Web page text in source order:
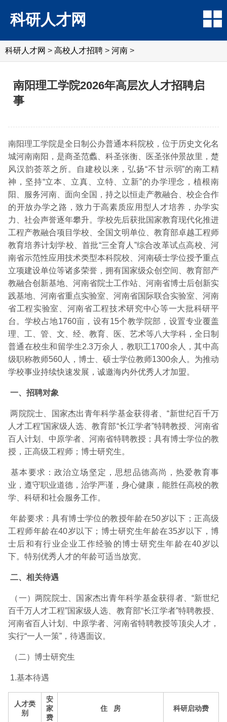
科研人才网
科研人才网 > 高校人才招聘 > 河南 >
南阳理工学院2026年高层次人才招聘启
事
南阳理工学院是全日制公办普通本科院校，位于历史文化名
城河南南阳，是商圣范蠡、科圣张衡、医圣张仲景故里，楚
风汉韵荟萃之所。自建校以来，弘扬“不甘示弱”的南工精
神，坚持“立本、立真、立特、立新”的办学理念，植根南
阳、服务河南、面向全国，持之以恒走产教融合、校企合作
的开放办学之路，致力于高素质应用型人才培养，办学实
力、社会声誉逐年攀升。学校先后获批国家教育现代化推进
工程产教融合项目学校、全国文明单位、教育部卓越工程师
教育培养计划学校、首批“三全育人”综合改革试点高校、河
南省示范性应用技术类型本科院校、河南硕士学位授予重点
立项建设单位等诸多荣誉，拥有国家级众创空间、教育部产
教融合创新基地、河南省院士工作站、河南省博士后创新实
践基地、河南省重点实验室、河南省国际联合实验室、河南
省工程实验室、河南省工程技术研究中心等一大批科研平
台。学校占地1760亩，设有15个教学院部，设置专业覆盖
理、工、管、文、经、教育、医、艺术等八大学科，全日制
普通在校生和留学生2.3万余人，教职工1700余人，其中高
级职称教师560人，博士、硕士学位教师1300余人。为推动
学校事业持续快速发展，诚邀海内外优秀人才加盟。
一、招聘对象
两院院士、国家杰出青年科学基金获得者、“新世纪百千万
人才工程”国家级人选、教育部“长江学者”特聘教授、河南省
百人计划、中原学者、河南省特聘教授；具有博士学位的教
授，正高级工程师；博士研究生。
基本要求：政治立场坚定，思想品德高尚，热爱教育事
业，遵守职业道德，治学严谨，身心健康，能胜任高校的教
学、科研和社会服务工作。
年龄要求：具有博士学位的教授年龄在50岁以下；正高级
工程师年龄在40岁以下；博士研究生年龄在35岁以下，博
士后和有行业企业工作经验的博士研究生年龄在40岁以
下。特别优秀人才的年龄可适当放宽。
二、相关待遇
（一）两院院士、国家杰出青年科学基金获得者、“新世纪
百千万人才工程”国家级人选、教育部“长江学者”特聘教授、
河南省百人计划、中原学者、河南省特聘教授等顶尖人才，
实行“一人一策”，待遇面议。
（二）博士研究生
1.基本待遇
人才类
别
安
家
费
住 房 科研启动费